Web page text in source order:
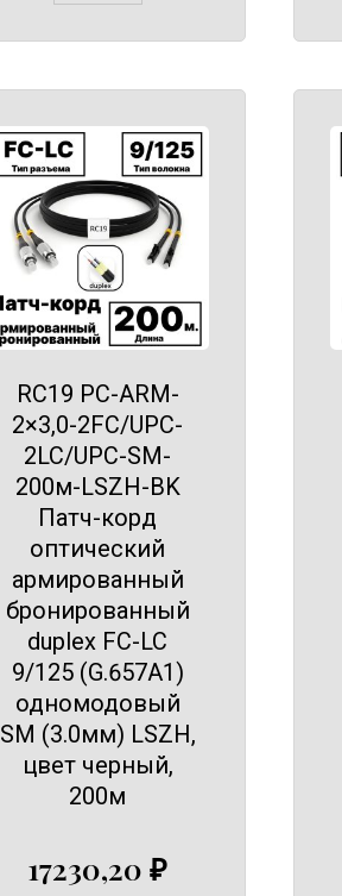
RC19 PC-ARM-
2×3,0-2FC/UPC-
2LC/UPC-SM-
200м-LSZH-BK
Патч-корд
оптический
армированный
бронированный
duplex FC-LC
9/125 (G.657A1)
одномодовый
SM (3.0мм) LSZH,
цвет черный,
200м
17230,20 ₽